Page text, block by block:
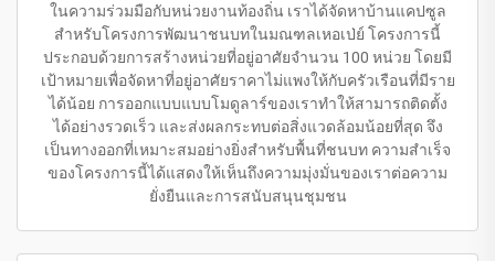
ในความร่วมมือกับหน่วยงานท้องถิ่น เราได้จัดหาบ้านแคปซูล
สำหรับโครงการพัฒนาชนบทในมณฑลเหอเป่ย์ โครงการนี้
ประกอบด้วยการสร้างหน่วยที่อยู่อาศัยจำนวน 100 หน่วย โดยมี
เป้าหมายเพื่อจัดหาที่อยู่อาศัยราคาไม่แพงให้กับครัวเรือนที่มีราย
ได้น้อย การออกแบบแบบโมดูลาร์ของเราทำให้สามารถติดตั้ง
ได้อย่างรวดเร็ว และส่งผลกระทบต่อสิ่งแวดล้อมน้อยที่สุด จึง
เป็นทางออกที่เหมาะสมอย่างยิ่งสำหรับพื้นที่ชนบท ความสำเร็จ
ของโครงการนี้ได้แสดงให้เห็นถึงความมุ่งมั่นของเราต่อความ
ยั่งยืนและการสนับสนุนชุมชน